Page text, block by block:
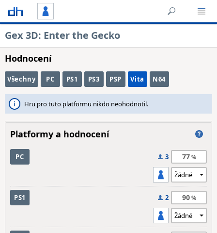
Gex 3D: Enter the Gecko
Hodnocení
Všechny PC PS1 PS3 PSP Vita N64
Hru pro tuto platformu nikdo neohodnotil.
Platformy a hodnocení
PC 3 77
PS1 2 90